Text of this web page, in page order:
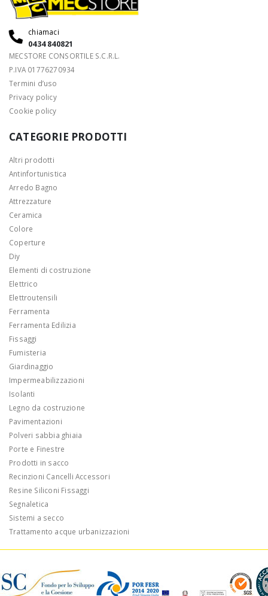
chiamaci
0434 840821
MECSTORE CONSORTILE S.C.R.L.
P.IVA 01776270934
Termini d’uso
Privacy policy
Cookie policy
CATEGORIE PRODOTTI
Altri prodotti
Antinfortunistica
Arredo Bagno
Attrezzature
Ceramica
Colore
Coperture
Diy
Elementi di costruzione
Elettrico
Elettroutensili
Ferramenta
Ferramenta Edilizia
Fissaggi
Fumisteria
Giardinaggio
Impermeabilizzazioni
Isolanti
Legno da costruzione
Pavimentazioni
Polveri sabbia ghiaia
Porte e Finestre
Prodotti in sacco
Recinzioni Cancelli Accessori
Resine Siliconi Fissaggi
Segnaletica
Sistemi a secco
Trattamento acque urbanizzazioni